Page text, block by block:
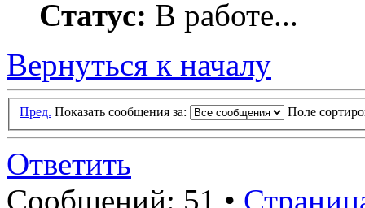
Статус: В работе...
Вернуться к началу
Пред. Показать сообщения за: Поле
Ответить
Сообщений: 51 •